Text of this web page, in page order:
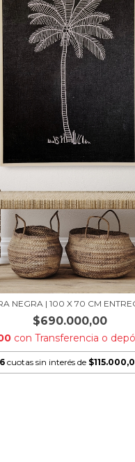
NEGRA | 100 X 70 CM
$690.000,00
con Transferencia o
6 cuotas sin interés de